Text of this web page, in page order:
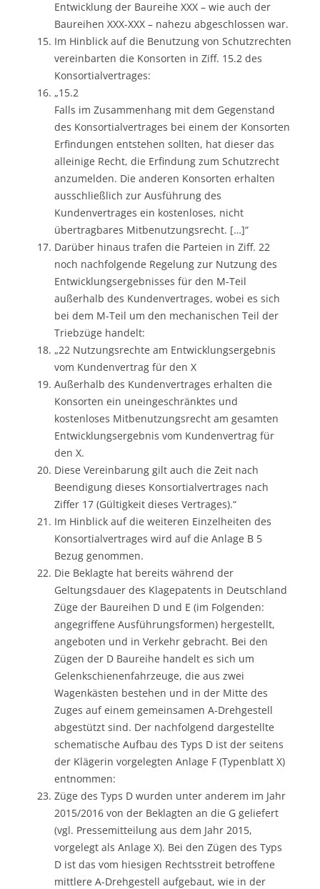
Entwicklung der Baureihe XXX – wie auch der
Baureihen XXX-XXX – nahezu abgeschlossen war.
Im Hinblick auf die Benutzung von Schutzrechten
vereinbarten die Konsorten in Ziff. 15.2 des
Konsortialvertrages:
„15.2
Falls im Zusammenhang mit dem Gegenstand
des Konsortialvertrages bei einem der Konsorten
Erfindungen entstehen sollten, hat dieser das
alleinige Recht, die Erfindung zum Schutzrecht
anzumelden. Die anderen Konsorten erhalten
ausschließlich zur Ausführung des
Kundenvertrages ein kostenloses, nicht
übertragbares Mitbenutzungsrecht. […]“
Darüber hinaus trafen die Parteien in Ziff. 22
noch nachfolgende Regelung zur Nutzung des
Entwicklungsergebnisses für den M-Teil
außerhalb des Kundenvertrages, wobei es sich
bei dem M-Teil um den mechanischen Teil der
Triebzüge handelt:
„22 Nutzungsrechte am Entwicklungsergebnis
vom Kundenvertrag für den X
Außerhalb des Kundenvertrages erhalten die
Konsorten ein uneingeschränktes und
kostenloses Mitbenutzungsrecht am gesamten
Entwicklungsergebnis vom Kundenvertrag für
den X.
Diese Vereinbarung gilt auch die Zeit nach
Beendigung dieses Konsortialvertrages nach
Ziffer 17 (Gültigkeit dieses Vertrages).“
Im Hinblick auf die weiteren Einzelheiten des
Konsortialvertrages wird auf die Anlage B 5
Bezug genommen.
Die Beklagte hat bereits während der
Geltungsdauer des Klagepatents in Deutschland
Züge der Baureihen D und E (im Folgenden:
angegriffene Ausführungsformen) hergestellt,
angeboten und in Verkehr gebracht. Bei den
Zügen der D Baureihe handelt es sich um
Gelenkschienenfahrzeuge, die aus zwei
Wagenkästen bestehen und in der Mitte des
Zuges auf einem gemeinsamen A-Drehgestell
abgestützt sind. Der nachfolgend dargestellte
schematische Aufbau des Typs D ist der seitens
der Klägerin vorgelegten Anlage F (Typenblatt X)
entnommen:
Züge des Typs D wurden unter anderem im Jahr
2015/2016 von der Beklagten an die G geliefert
(vgl. Pressemitteilung aus dem Jahr 2015,
vorgelegt als Anlage X). Bei den Zügen des Typs
D ist das vom hiesigen Rechtsstreit betroffene
mittlere A-Drehgestell aufgebaut, wie in der